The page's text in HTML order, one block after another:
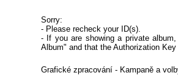
Sorry:
- Please recheck your ID(s).
- If you are showing a private
Album" and that the Authorization
Grafické zpracování - Kampaně a